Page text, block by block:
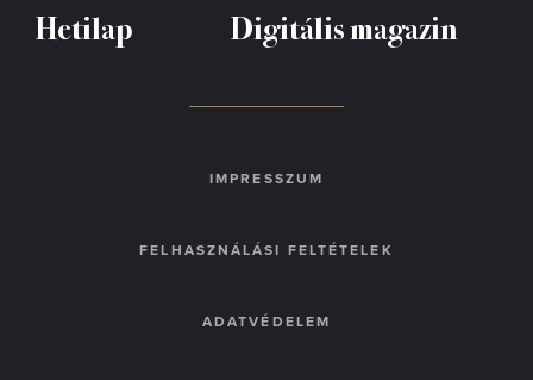
Hetilap Digitális magazin
IMPRESSZUM
FELHASZNÁLÁSI FELTÉTELEK
ADATVÉDELEM